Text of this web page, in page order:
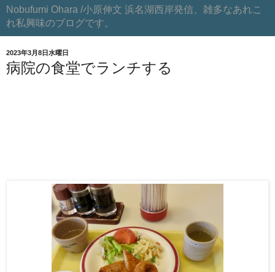
Nobufumi Ohara /小原伸文 浜名湖西岸発信、雑多なあれこ
れ私興味のブログです。
2023年3月8日水曜日
病院の食堂でランチする